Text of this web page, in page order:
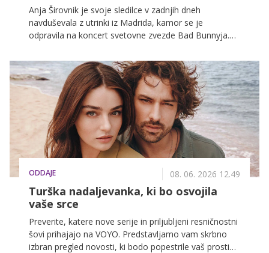
Anja Širovnik je svoje sledilce v zadnjih dneh
navduševala z utrinki iz Madrida, kamor se je
odpravila na koncert svetovne zvezde Bad Bunnyja.
prestolnico, kako je izbrala svoj koncertni stajling in
kaj jo je na potovanju najbolj navdušilo.
ODDAJE 08. 06. 2026 12.49
Turška nadaljevanka, ki bo osvojila
vaše srce
Preverite, katere nove serije in priljubljeni resničnostni
šovi prihajajo na VOYO. Predstavljamo vam skrbno
izbran pregled novosti, ki bodo popestrile vaš prosti